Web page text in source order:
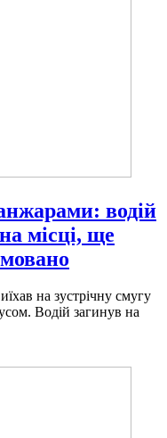
водій
місці, ще
на зустрічну смугу
Водій загинув на